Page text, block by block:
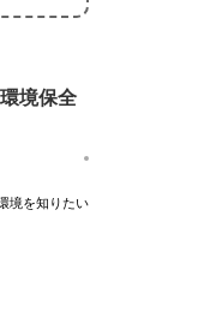
境保全
境を知りたい